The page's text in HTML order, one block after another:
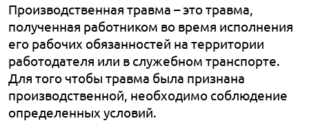
Производственная травма – это травма,
полученная работником во время исполнения
его рабочих обязанностей на территории
работодателя или в служебном транспорте.
Для того чтобы травма была признана
производственной, необходимо соблюдение
определенных условий.